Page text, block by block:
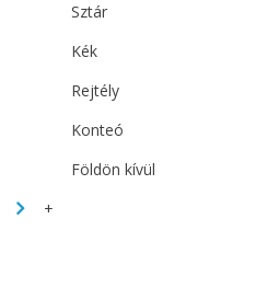
Sztár
Kék
Rejtély
Konteó
Földön kívül
+